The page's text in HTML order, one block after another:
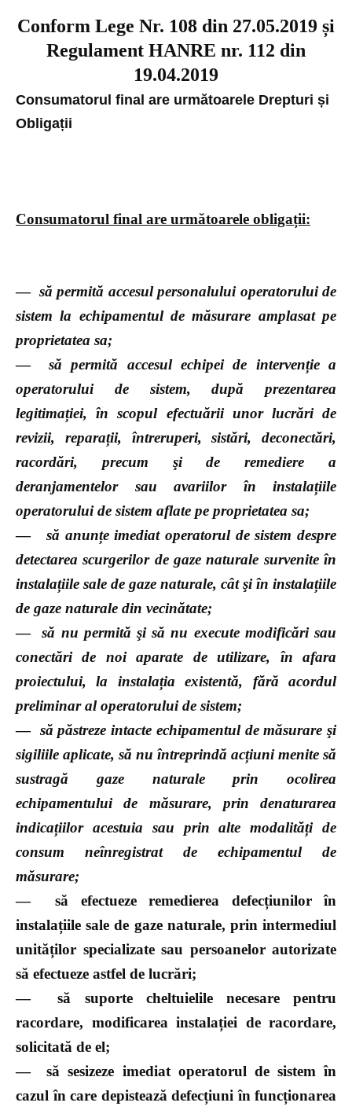
Conform Lege Nr. 108 din 27.05.2019 și
Regulament HANRE nr. 112 din
19.04.2019
Consumatorul final are următoarele Drepturi și
Obligații
Consumatorul final are următoarele obligații:
— să permită accesul personalului operatorului de
sistem la echipamentul de măsurare amplasat pe
proprietatea sa;
—
să permită accesul echipei de intervenție a
operatorului de sistem, după prezentarea
legitimației, în scopul efectuării unor lucrări de
revizii, reparații, întreruperi, sistări, deconectări,
racordări, precum şi de remediere a
deranjamentelor sau avariilor în instalațiile
operatorului de sistem aflate pe proprietatea sa;
—
să anunțe imediat operatorul de sistem despre
detectarea scurgerilor de gaze naturale survenite în
instalațiile sale de gaze naturale, cât şi în instalațiile
de gaze naturale din vecinătate;
—
să nu permită şi să nu execute modificări sau
conectări de noi aparate de utilizare, în afara
proiectului, la instalația existentă, fără acordul
preliminar al operatorului de sistem;
— să păstreze intacte echipamentul de măsurare şi
sigiliile aplicate, să nu întreprindă acțiuni menite să
sustragă gaze naturale prin ocolirea
echipamentului de măsurare, prin denaturarea
indicațiilor acestuia sau prin alte modalități de
consum neînregistrat de echipamentul de
măsurare;
—
să efectueze remedierea defecțiunilor în
instalațiile sale de gaze naturale, prin intermediul
unităților specializate sau persoanelor autorizate
să efectueze astfel de lucrări;
—
să suporte cheltuielile necesare pentru
racordare, modificarea instalației de racordare,
solicitată de el;
—
să sesizeze imediat operatorul de sistem în
cazul în care depistează defecțiuni în funcționarea